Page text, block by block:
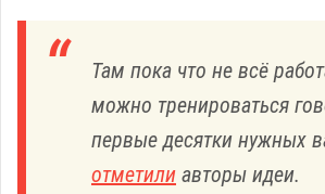
Там пока что не всё
можно тренироваться
первые десятки нужных
отметили авторы идеи.